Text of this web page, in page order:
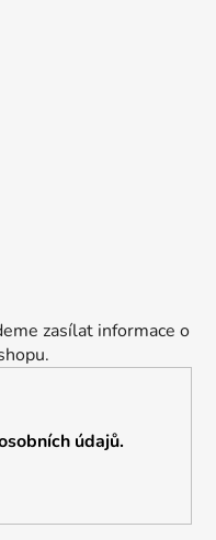
zasílat informace o
údajů.